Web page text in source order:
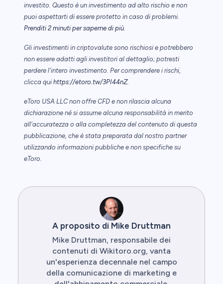
investito. Questo è un investimento ad alto rischio e non
puoi aspettarti di essere protetto in caso di problemi.
Prenditi 2 minuti per saperne di più.
Gli investimenti in criptovalute sono rischiosi e potrebbero
non essere adatti agli investitori al dettaglio; potresti
perdere l'intero investimento. Per comprendere i rischi,
clicca qui https://etoro.tw/3PI44nZ.
eToro USA LLC non offre CFD e non rilascia alcuna
dichiarazione né si assume alcuna responsabilità in merito
all'accuratezza o alla completezza del contenuto di questa
pubblicazione, che è stata preparata dal nostro partner
utilizzando informazioni pubbliche e non specifiche su
eToro.
A proposito di Mike Druttman
Mike Druttman, responsabile dei
contenuti di Wikitoro.org, vanta
un'esperienza decennale nel campo
della comunicazione di marketing e